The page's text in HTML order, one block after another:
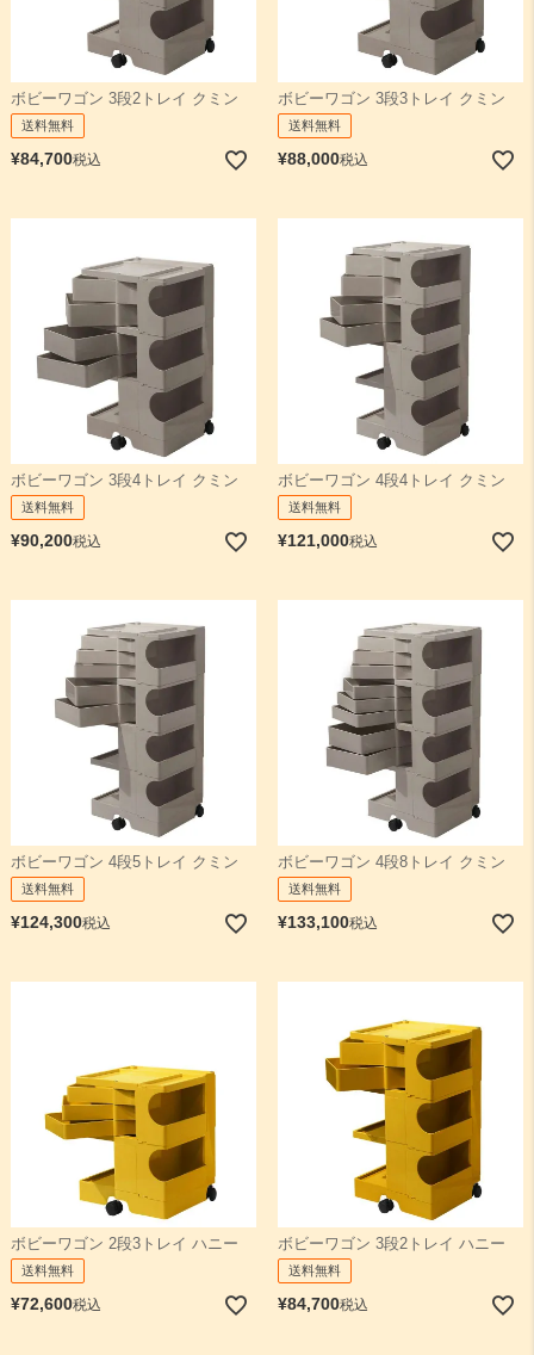
ボビーワゴン 3段2トレイ クミン
送料無料
¥84,700税込
ボビーワゴン 3段3トレイ クミン
送料無料
¥88,000税込
ボビーワゴン 3段4トレイ クミン
送料無料
¥90,200税込
ボビーワゴン 4段4トレイ クミン
送料無料
¥121,000税込
ボビーワゴン 4段5トレイ クミン
送料無料
¥124,300税込
ボビーワゴン 4段8トレイ クミン
送料無料
¥133,100税込
ボビーワゴン 2段3トレイ ハニー
送料無料
¥72,600税込
ボビーワゴン 3段2トレイ ハニー
送料無料
¥84,700税込